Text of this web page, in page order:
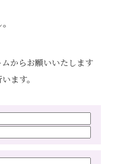
からお願いいたします
ます。